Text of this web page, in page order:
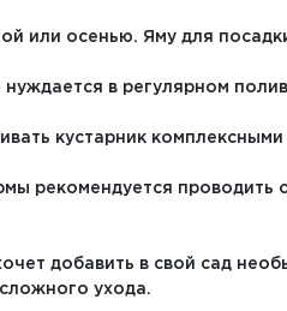
или осенью. Яму для
в регулярном
кустарник
рекомендуется проводить
добавить в свой сад
ухода.